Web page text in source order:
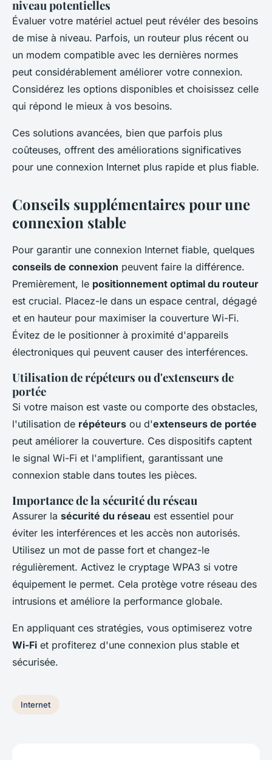
niveau potentielles
Évaluer votre matériel actuel peut révéler des besoins
de mise à niveau. Parfois, un routeur plus récent ou
un modem compatible avec les dernières normes
peut considérablement améliorer votre connexion.
Considérez les options disponibles et choisissez celle
qui répond le mieux à vos besoins.
Ces solutions avancées, bien que parfois plus
coûteuses, offrent des améliorations significatives
pour une connexion Internet plus rapide et plus fiable.
Conseils supplémentaires pour une
connexion stable
Pour garantir une connexion Internet fiable, quelques
conseils de connexion peuvent faire la différence.
Premièrement, le positionnement optimal du routeur
est crucial. Placez-le dans un espace central, dégagé
et en hauteur pour maximiser la couverture Wi-Fi.
Évitez de le positionner à proximité d'appareils
électroniques qui peuvent causer des interférences.
Utilisation de répéteurs ou d'extenseurs de
portée
Si votre maison est vaste ou comporte des obstacles,
l'utilisation de répéteurs ou d'extenseurs de portée
peut améliorer la couverture. Ces dispositifs captent
le signal Wi-Fi et l'amplifient, garantissant une
connexion stable dans toutes les pièces.
Importance de la sécurité du réseau
Assurer la sécurité du réseau est essentiel pour
éviter les interférences et les accès non autorisés.
Utilisez un mot de passe fort et changez-le
régulièrement. Activez le cryptage WPA3 si votre
équipement le permet. Cela protège votre réseau des
intrusions et améliore la performance globale.
En appliquant ces stratégies, vous optimiserez votre
Wi-Fi et profiterez d'une connexion plus stable et
sécurisée.
Internet